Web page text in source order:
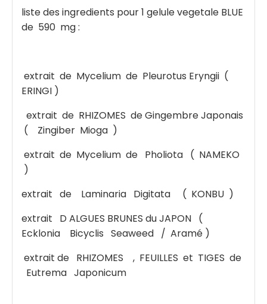
liste des ingredients pour 1 gelule vegetale BLUE
de 590 mg :
extrait de Mycelium de Pleurotus Eryngii (
ERINGI )
extrait de RHIZOMES de Gingembre Japonais
( Zingiber Mioga )
extrait de Mycelium de Pholiota ( NAMEKO
)
extrait de Laminaria Digitata ( KONBU )
extrait D ALGUES BRUNES du JAPON (
Ecklonia Bicyclis Seaweed / Aramé )
extrait de RHIZOMES , FEUILLES et TIGES de
Eutrema Japonicum